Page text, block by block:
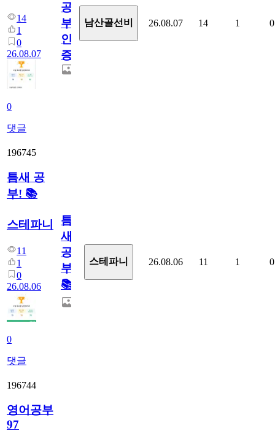
14
1
0
26.08.07
0
댓글
공
부
인
증
남산골선비 26.08.07 14 1 0
196745
틈새 공
부! 📚
스테파니
11
1
0
26.08.06
0
댓글
틈
새
공
부!
📚
스테파니 26.08.06 11 1 0
196744
영어공부
97